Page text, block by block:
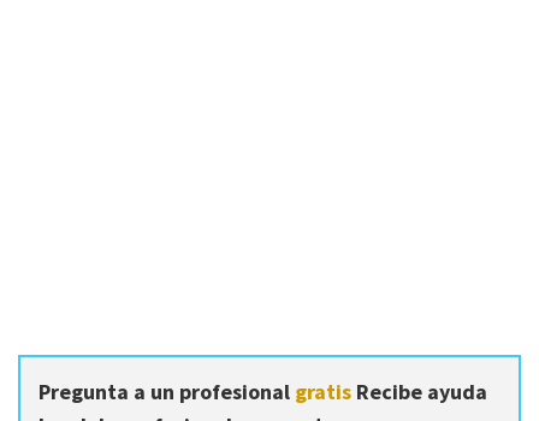
Pregunta a un profesional gratis Recibe ayuda